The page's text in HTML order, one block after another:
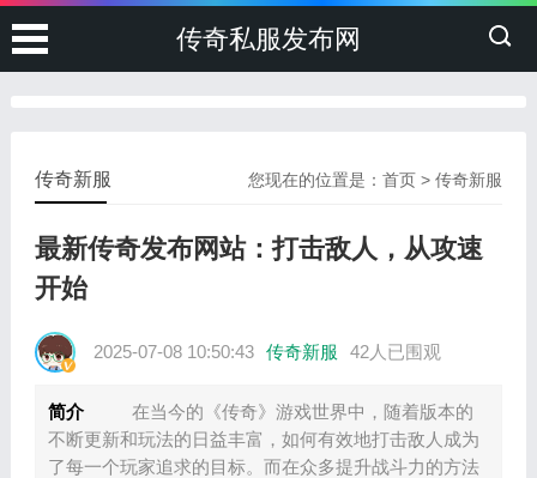
传奇私服发布网
您现在的位置是：首页 >传奇新服
传奇新服
最新传奇发布网站：打击敌人，从攻速
开始
2025-07-08 10:50:43 传奇新服 42人已围观
简介
在当今的《传奇》游戏世界中，随着版本的
不断更新和玩法的日益丰富，如何有效地打击敌人成为
了每一个玩家追求的目标。而在众多提升战斗力的方法